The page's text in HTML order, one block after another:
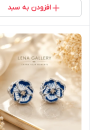
افزودن به سبد